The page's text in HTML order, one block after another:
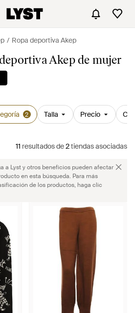
Ropa deportiva Akep
Akep de mujer
2 Talla Precio
11 resultadosde2tiendas asociadas
a Lyst y otros beneficios pueden afectar
en esta búsqueda. Para más
de los productos, haga clic